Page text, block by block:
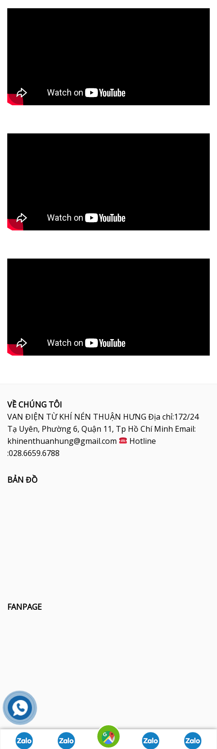
VỀ CHÚNG TÔI
VAN ĐIỆN TỪ KHÍ NÉN THUẬN HƯNG Địa chỉ:172/24
Tạ Uyên, Phường 6, Quận 11, Tp Hồ Chí Minh Email:
khinenthuanhung@gmail.com
Hotline
:028.6659.6788
BẢN ĐỒ
FANPAGE